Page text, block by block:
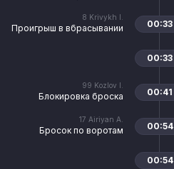
8 Krivykh I.
Проигрыш в вбрасывании 00:33
00:33
99 Kozlov I.
Блокировка броска 00:41
17 Airiyan A.
Бросок по воротам 00:54
00:54